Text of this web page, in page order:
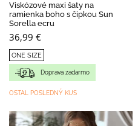
Viskózové maxi šaty na
ramienka boho s čipkou Sun
Sorella ecru
36,99 €
ONE SIZE
Doprava zadarmo
OSTAL POSLEDNÝ KUS